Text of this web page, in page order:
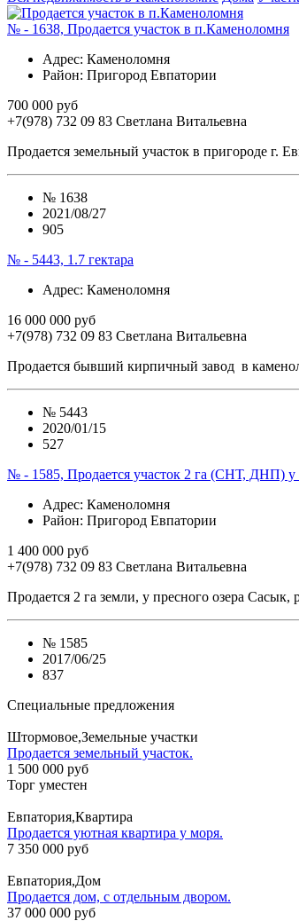
№ - 1638, Продается участок в п.Каменоломня
Адрес: Каменоломня
Район: Пригород Евпатории
700 000 руб
+7(978) 732 09 83 Cветлана Витальевна
Продается земельный участок в пригороде
№ 1638
2021/08/27
905
№ - 5443, 1.7 гектара
Адрес: Каменоломня
16 000 000 руб
+7(978) 732 09 83 Cветлана Витальевна
Продается бывший кирпичный завод в
№ 5443
2020/01/15
527
№ - 1585, Продается участок 2 га (СНТ, ДНП) у
Адрес: Каменоломня
Район: Пригород Евпатории
1 400 000 руб
+7(978) 732 09 83 Cветлана Витальевна
Продается 2 га земли, у пресного озера
№ 1585
2017/06/25
837
Специальные предложения
Штормовое,Земельные участки
Продается земельный участок.
1 500 000 руб
Торг уместен
Евпатория,Квартира
Продается уютная квартира у моря.
7 350 000 руб
Евпатория,Дом
Продается дом, с отдельным двором.
37 000 000 руб